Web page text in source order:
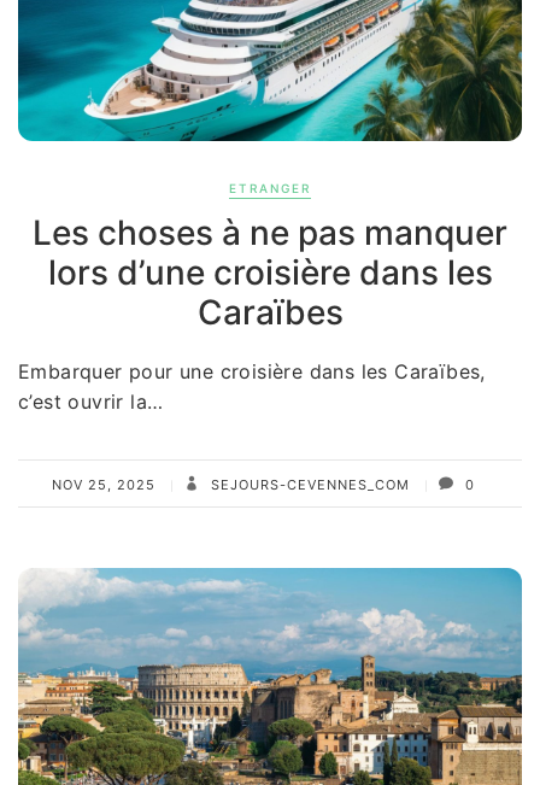
ETRANGER
Les choses à ne pas manquer
lors d’une croisière dans les
Caraïbes
Embarquer pour une croisière dans les Caraïbes,
c’est ouvrir la…
NOV 25, 2025 SEJOURS-CEVENNES_COM 0